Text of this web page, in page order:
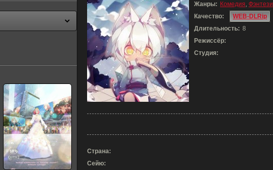
Жанры: Комедия, Фэнтези
Качество:
WEB-DLRip
Длительность: 8
Режиссёр:
Студия:
Страна:
Сейю: